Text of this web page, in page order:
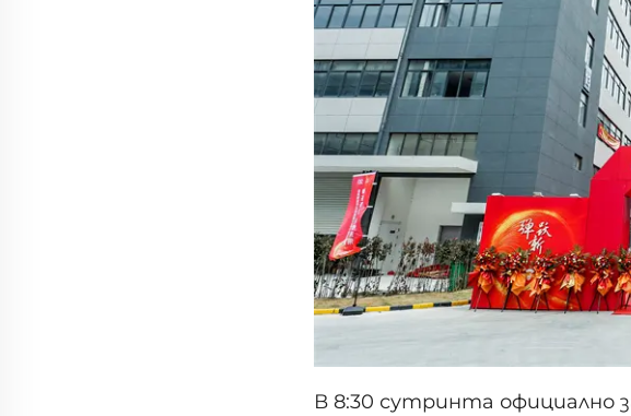
В 8:30 сутринта официално